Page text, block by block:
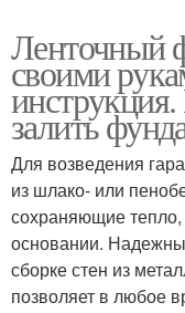
Ленточный
своими
залить
Для возведения
из шлако- или
сохраняющие
основании.
сборке стен из
позволяет в любое